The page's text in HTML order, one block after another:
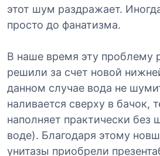
этот шум раздражает.
просто до фанатизма.
В наше время эту проблему
решили за счет новой
данном случае вода не
наливается сверху в бачок,
наполняет практически без
воде). Благодаря этому
унитазы приобрели